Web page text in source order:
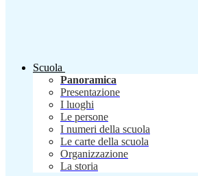
Scuola
Panoramica
Presentazione
I luoghi
Le persone
I numeri della scuola
Le carte della scuola
Organizzazione
La storia